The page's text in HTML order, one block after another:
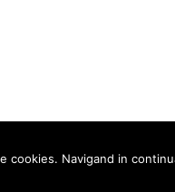
cookies. Navigand in